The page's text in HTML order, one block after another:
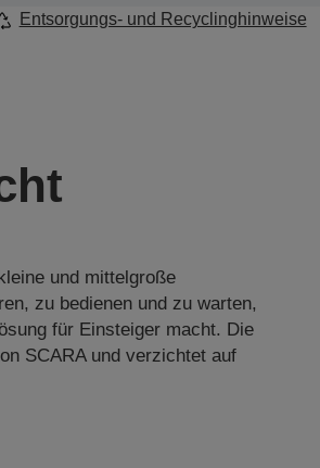
Entsorgungs- und Recyclinghinweise
und mittelgroße
zu bedienen und zu warten,
für Einsteiger macht. Die
SCARA und verzichtet auf